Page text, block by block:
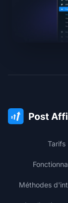
Tarifs
Méthodes